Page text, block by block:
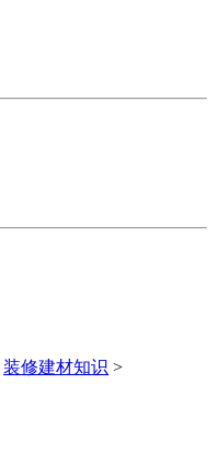
装修建材知识 >